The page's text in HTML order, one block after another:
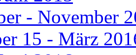
- November
15 - März